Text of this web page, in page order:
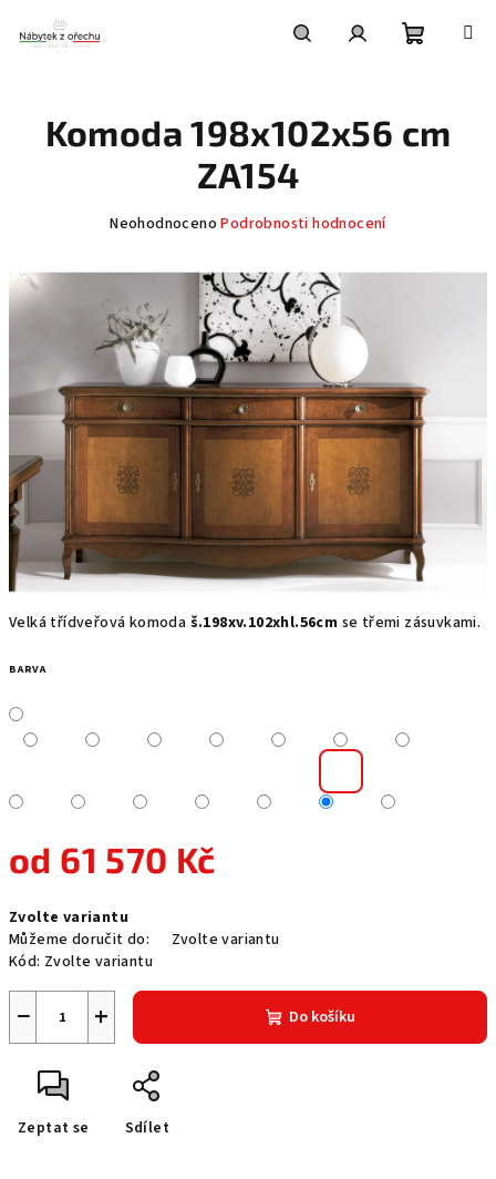
obsah
košík
Velká třídveřová komoda š.198xv.102xhl.56cm se třemi zásuvkami.
BARVA
od 61 570 Kč
cena:
Zvolte variantu
Můžeme doručit do:
Zvolte variantu
Kód: Zvolte variantu
+
− Do košíku
Zeptat se Sdílet
Komoda 198x102x56 cm
ZA154
Průměrné
produktu
0,0
z
5
hvězdiček.
Neohodnoceno Podrobnosti hodnocení